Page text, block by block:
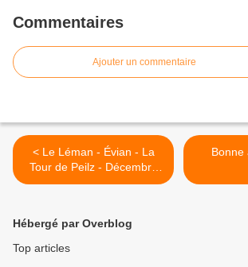
Commentaires
Ajouter un commentaire
< Le Léman - Évian - La
Tour de Peilz - Décembre
2016
Hébergé par Overblog
Top articles